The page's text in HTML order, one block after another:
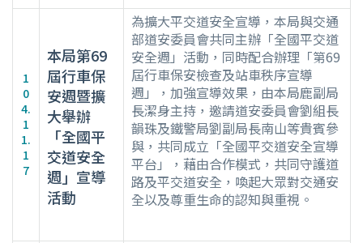
1
0
4.
1
1.
1
7
本局第69
屆行車保
安週暨擴
大舉辦
「全國平
交道安全
週」宣導
活動
為擴大平交道安全宣導，本局與交通
部道安委員會共同主辦「全國平交道
安全週」活動，同時配合辦理「第69
屆行車保安檢查及站車秩序宣導
週」，加強宣導效果，由本局鹿副局
長潔身主持，邀請道安委員會劉組長
韻珠及鐵警局劉副局長南山等貴賓參
與，共同成立「全國平交道安全宣導
平台」，藉由合作模式，共同守護道
路及平交道安全，喚起大眾對交通安
全以及尊重生命的認知與重視。